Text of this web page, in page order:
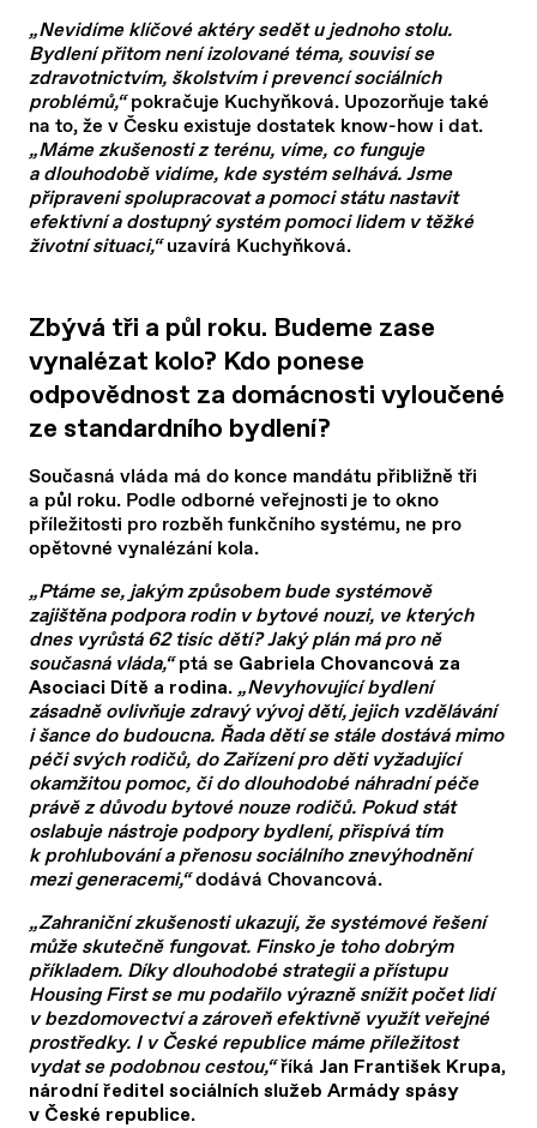
„Nevidíme klíčové aktéry sedět u jednoho stolu.
Bydlení přitom není izolované téma, souvisí se
zdravotnictvím, školstvím i prevencí sociálních
problémů,“pokračuje Kuchyňková. Upozorňuje také
na to, že v Česku existuje dostatek know-how i dat.
„Máme zkušenosti z terénu, víme, co funguje
a dlouhodobě vidíme, kde systém selhává. Jsme
připraveni spolupracovat a pomoci státu nastavit
efektivní a dostupný systém pomoci lidem v těžké
životní situaci,“uzavírá Kuchyňková.
Zbývá tři a půl roku. Budeme zase
vynalézat kolo? Kdo ponese
odpovědnost za domácnosti vyloučené
ze standardního bydlení?
Současná vláda má do konce mandátu přibližně tři
a půl roku. Podle odborné veřejnosti je to okno
příležitosti pro rozběh funkčního systému, ne pro
opětovné vynalézání kola.
„Ptáme se, jakým způsobem bude systémově
zajištěna podpora rodin v bytové nouzi, ve kterých
dnes vyrůstá 62 tisíc dětí? Jaký plán má pro ně
současná vláda,“ptá se Gabriela Chovancová za
Asociaci Dítě a rodina. „Nevyhovující bydlení
zásadně ovlivňuje zdravý vývoj dětí, jejich vzdělávání
i šance do budoucna. Řada dětí se stále dostává mimo
péči svých rodičů, do Zařízení pro děti vyžadující
okamžitou pomoc, či do dlouhodobé náhradní péče
právě z důvodu bytové nouze rodičů. Pokud stát
oslabuje nástroje podpory bydlení, přispívá tím
k prohlubování a přenosu sociálního znevýhodnění
mezi generacemi,“dodává Chovancová.
„Zahraniční zkušenosti ukazují, že systémové řešení
může skutečně fungovat. Finsko je toho dobrým
příkladem. Díky dlouhodobé strategii a přístupu
Housing First se mu podařilo výrazně snížit počet lidí
v bezdomovectví a zároveň efektivně využít veřejné
prostředky. I v České republice máme příležitost
vydat se podobnou cestou,“říká Jan František Krupa,
národní ředitel sociálních služeb Armády spásy
v České republice.